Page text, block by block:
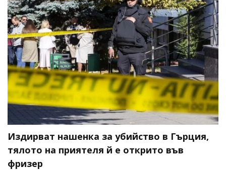
Издирват нашенка за убийство в Гърция,
тялото на приятеля й е открито във
фризер